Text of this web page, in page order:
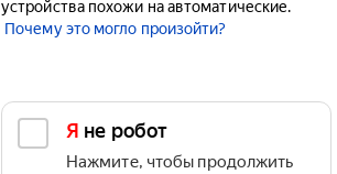
устройства похожи на автоматические.
Почему это могло произойти?
Я не робот
Нажмите, чтобы продолжить